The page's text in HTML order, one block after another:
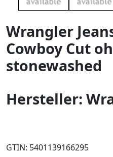
Wrangler
Cowboy Cut
stonewashed
Hersteller:
GTIN: 5401139166295